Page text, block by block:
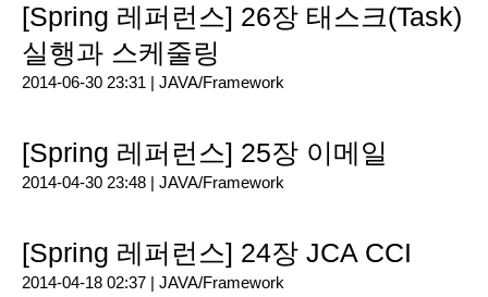
[Spring 레퍼런스] 26장 태스크(Task)
실행과 스케줄링
2014-06-30 23:31 | JAVA/Framework
[Spring 레퍼런스] 25장 이메일
2014-04-30 23:48 | JAVA/Framework
[Spring 레퍼런스] 24장 JCA CCI
2014-04-18 02:37 | JAVA/Framework